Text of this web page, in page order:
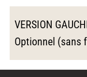
VERSION
Optionnel (sans